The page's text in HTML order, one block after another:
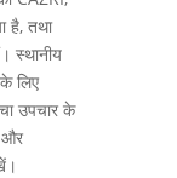
है, तथा
स्थानीय
लिए
उपचार के
और